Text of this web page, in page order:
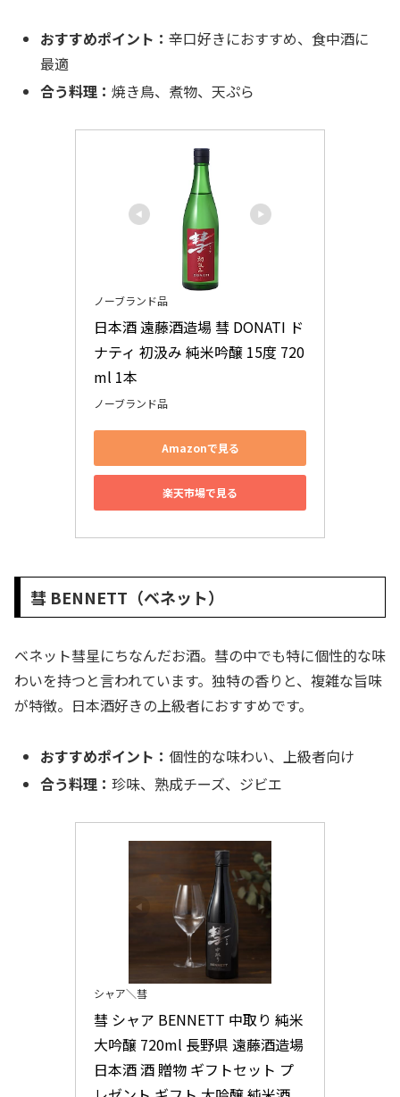
おすすめポイント：辛口好きにおすすめ、食中酒に
最適
合う料理：焼き鳥、煮物、天ぷら
ノーブランド品
日本酒 遠藤酒造場 彗 DONATI ド
ナティ 初汲み 純米吟醸 15度 720
ml 1本
ノーブランド品
Amazonで見る
楽天市場で見る
彗 BENNETT（ベネット）
ベネット彗星にちなんだお酒。彗の中でも特に個性的な味
わいを持つと言われています。独特の香りと、複雑な旨味
が特徴。日本酒好きの上級者におすすめです。
おすすめポイント： 個性的な味わい、上級者向け
合う料理：珍味、熟成チーズ、ジビエ
シャア＼彗
彗 シャア BENNETT 中取り 純米
大吟醸 720ml 長野県 遠藤酒造場
日本酒 酒 贈物 ギフトセット プ